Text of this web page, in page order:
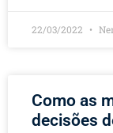
22/03/2022
Como as
decisões